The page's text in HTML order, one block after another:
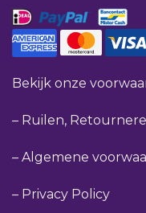
Bekijk onze
– Ruilen,
– Algemene
– Privacy Policy